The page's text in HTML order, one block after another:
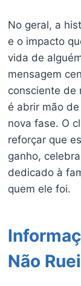
No geral, a
e o impacto
vida de
mensagem
consciente de
é abrir mão
nova fase. O
reforçar que
ganho,
dedicado à
quem ele foi.
Não